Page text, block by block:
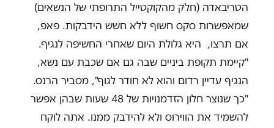
הטריבאדה (חלק מהקוקטייל התרופתי של הנשאים)
שמאפשרות סקס חשוף ללא חשש הידבקות. פאפ,
אם תרצו, היא גלולת היום שאחרי החשיפה לנגיף.
"קיימת תקופת ביניים שבה גם אם שכבת עם נשא,
הנגיף עדיין רדום והוא לא חודר לגוף", מסביר הרנס.
"כך שנוצר חלון הזדמנויות של 48 שעות שבהן אפשר
להשמיד את הווירוס ולא להידבק ממנו. אתה לוקח